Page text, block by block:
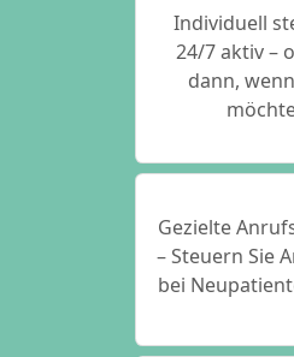
Individuell
24/7 aktiv –
dann,
Gezielte
– Steuern Sie
bei